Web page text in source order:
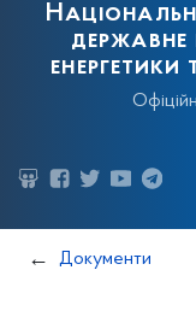
державне
Документи